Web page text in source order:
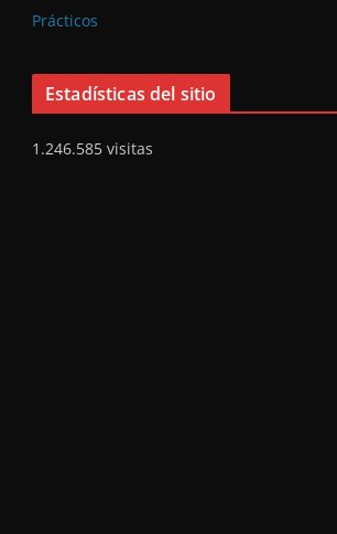
Prácticos
Estadísticas del sitio
1.246.585 visitas